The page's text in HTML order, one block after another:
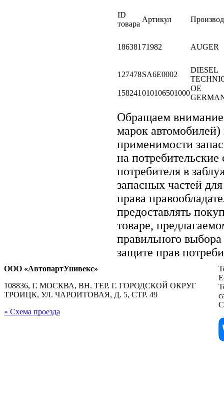
ID
товара
Артикул
186381 71982 AUGER
127478SA6E0002
DIESEL
158241 010106501000
OE
Обращаем
марок
применимости
на
потребителя в
запасных частей
права
предоставлять
товаре,
правильного
защите прав
ООО «АвтопартУнивекс»
108836, Г. МОСКВА, ВН. ТЕР. Г. ГОРОДСКОЙ ОКРУГ
ТРОИЦК, УЛ. ЧАРОИТОВАЯ, Д. 5, СТР. 49
» Схема проезда